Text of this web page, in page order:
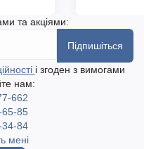
та акціями:
Підпишіться
і згоден з вимогами
нам:
662
65-85
34-84
мені